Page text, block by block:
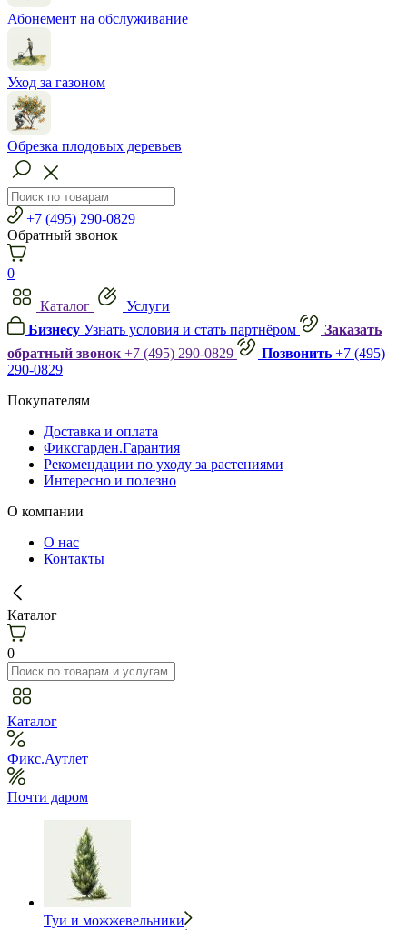
Абонемент на обслуживание
Уход за газоном
Обрезка плодовых деревьев
+7 (495) 290-0829
Обратный звонок
0
Каталог
Услуги
Бизнесу Узнать условия и стать партнёром
Заказать
обратный звонок +7 (495) 290-0829 Позвонить +7 (495)
290-0829
Покупателям
Доставка и оплата
Фиксгарден.Гарантия
Рекомендации по уходу за растениями
Интересно и полезно
О компании
О нас
Контакты
Каталог
0
Каталог
Фикс.Аутлет
Почти даром
Туи и можжевельники